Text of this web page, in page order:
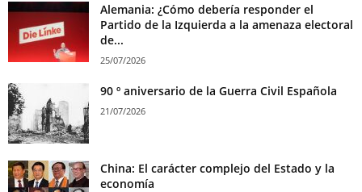
Alemania: ¿Cómo debería responder el
Partido de la Izquierda a la amenaza electoral
de...
25/07/2026
90 º aniversario de la Guerra Civil Española
21/07/2026
China: El carácter complejo del Estado y la
economía